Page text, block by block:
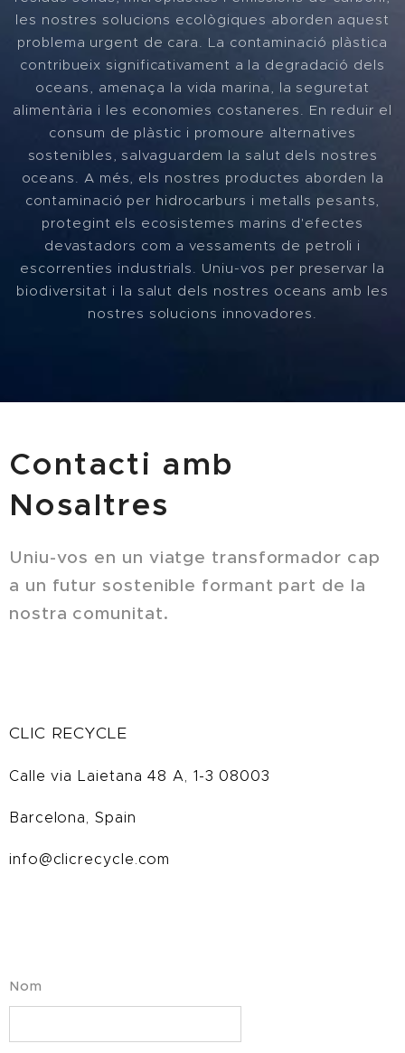
les nostres solucions ecològiques aborden aquest
problema urgent de cara. La contaminació plàstica
contribueix significativament a la degradació dels
oceans, amenaça la vida marina, la seguretat
alimentària i les economies costaneres. En reduir el
consum de plàstic i promoure alternatives
sostenibles, salvaguardem la salut dels nostres
oceans. A més, els nostres productes aborden la
contaminació per hidrocarburs i metalls pesants,
protegint els ecosistemes marins d'efectes
devastadors com a vessaments de petroli i
escorrenties industrials. Uniu-vos per preservar la
biodiversitat i la salut dels nostres oceans amb les
nostres solucions innovadores.
Contacti amb
Nosaltres
Uniu-vos en un viatge transformador cap
a un futur sostenible formant part de la
nostra comunitat.
CLIC RECYCLE
Calle via Laietana 48 A, 1-3 08003
Barcelona, Spain
info@clicrecycle.com
Nom